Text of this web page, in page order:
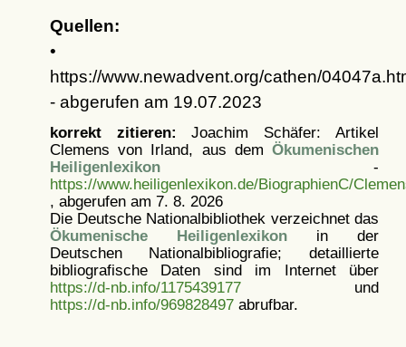
Quellen:
•
https://www.newadvent.org/cathen/
- abgerufen am 19.07.2023
korrekt zitieren: Joachim Schäfer: Artikel
Clemens von Irland, aus dem Ökumenischen
Heiligenlexikon-
https://www.heiligenlexikon.de/BiographienC/
, abgerufen am 7. 8. 2026
Die Deutsche Nationalbibliothek verzeichnet das
Ökumenische Heiligenlexikonin der
Deutschen Nationalbibliografie; detaillierte
bibliografische Daten sind im Internet über
https://d-nb.info/1175439177und
https://d-nb.info/969828497abrufbar.